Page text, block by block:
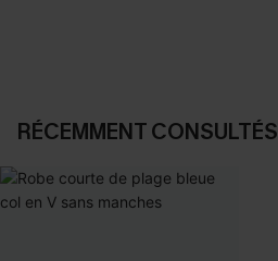
RÉCEMMENT CONSULTÉS